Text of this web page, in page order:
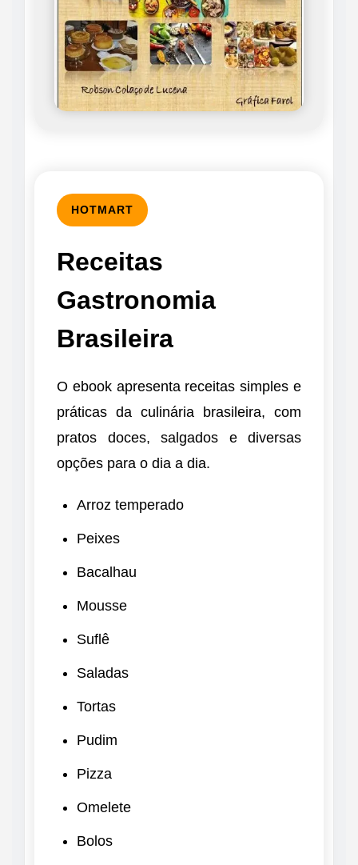
HOTMART
Receitas
Gastronomia
Brasileira
O ebook apresenta receitas simples e
práticas da culinária brasileira, com
pratos doces, salgados e diversas
opções para o dia a dia.
Arroz temperado
Peixes
Bacalhau
Mousse
Suflê
Saladas
Tortas
Pudim
Pizza
Omelete
Bolos